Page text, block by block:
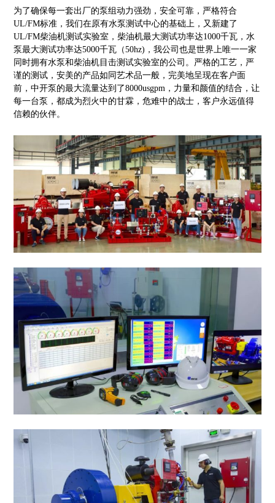
为了确保每一套出厂的泵组动力强劲，安全可靠，严格符合
UL/FM标准，我们在原有水泵测试中心的基础上，又新建了
UL/FM柴油机测试实验室，柴油机最大测试功率达1000千瓦，水
泵最大测试功率达5000千瓦（50hz)，我公司也是世界上唯一一家
同时拥有水泵和柴油机目击测试实验室的公司。严格的工艺，严
谨的测试，安美的产品如同艺术品一般，完美地呈现在客户面
前，中开泵的最大流量达到了8000usgpm，力量和颜值的结合，让
每一台泵，都成为烈火中的甘霖，危难中的战士，客户永远值得
信赖的伙伴。